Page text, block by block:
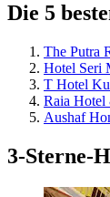
Die 5
The Putra
Hotel Seri
T Hotel
Raia Hotel
Aushaf
3-Sterne-